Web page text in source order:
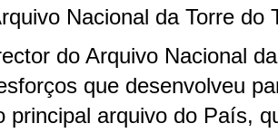
Nacional da Torre do
do Arquivo Nacional
que desenvolveu
principal arquivo do País,